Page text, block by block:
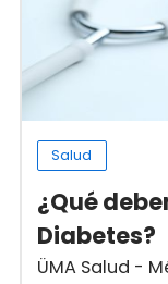
Salud
¿Qué
Diabetes?
ÜMA Salud -